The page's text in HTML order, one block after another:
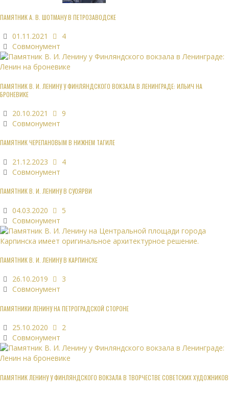
ПАМЯТНИК А. В. ШОТМАНУ В ПЕТРОЗАВОДСКЕ
01.11.2021
4
Совмонумент
ПАМЯТНИК В. И. ЛЕНИНУ У ФИНЛЯНДСКОГО ВОКЗАЛА В ЛЕНИНГРАДЕ: ИЛЬИЧ НА
БРОНЕВИКЕ
20.10.2021
9
Совмонумент
ПАМЯТНИК ЧЕРЕПАНОВЫМ В НИЖНЕМ ТАГИЛЕ
21.12.2023
4
Совмонумент
ПАМЯТНИК В. И. ЛЕНИНУ В СУОЯРВИ
04.03.2020
5
Совмонумент
ПАМЯТНИК В. И. ЛЕНИНУ В КАРПИНСКЕ
26.10.2019
3
Совмонумент
ПАМЯТНИКИ ЛЕНИНУ НА ПЕТРОГРАДСКОЙ СТОРОНЕ
25.10.2020
2
Совмонумент
ПАМЯТНИК ЛЕНИНУ У ФИНЛЯНДСКОГО ВОКЗАЛА В ТВОРЧЕСТВЕ СОВЕТСКИХ ХУДОЖНИКОВ